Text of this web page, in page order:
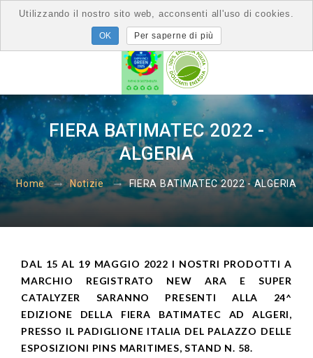
FIERA BATIMATEC 2022 -
ALGERIA
Home Notizie FIERA BATIMATEC 2022 - ALGERIA
DAL 15 AL 19 MAGGIO 2022 I NOSTRI PRODOTTI A
MARCHIO REGISTRATO NEW ARA E SUPER
CATALYZER SARANNO PRESENTI ALLA 24^
EDIZIONE DELLA FIERA BATIMATEC AD ALGERI,
PRESSO IL PADIGLIONE ITALIA DEL PALAZZO DELLE
ESPOSIZIONI PINS MARITIMES, STAND N. 58.
Utilizzando il nostro sito web, acconsenti all'uso di cookies.
Per saperne di più